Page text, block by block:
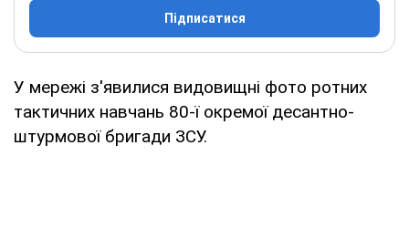
Підписатися
У мережі з'явилися видовищні фото ротних
тактичних навчань 80-ї окремої десантно-
штурмової бригади ЗСУ.